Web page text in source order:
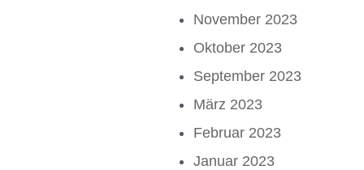
November 2023
Oktober 2023
September 2023
März 2023
Februar 2023
Januar 2023